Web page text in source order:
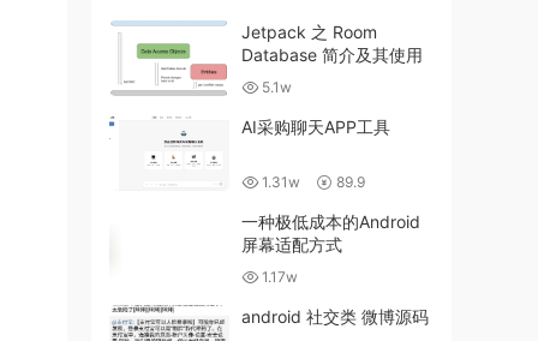
Jetpack 之 Room
Database 简介及其使用
5.1w
AI采购聊天APP工具
1.31w 89.9
一种极低成本的Android
屏幕适配方式
1.17w
android 社交类 微博源码